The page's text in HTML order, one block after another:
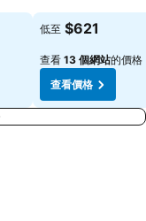
查看價格
低至 $621
查看 13 個網站的價格
查看價格